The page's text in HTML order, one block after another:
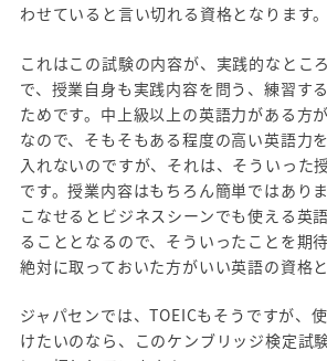
わせていると言い切れる資格となります。
これはこの試験の内容が、実践的なとこ
で、授業自身も実践内容を問う、練習す
ためです。中上級以上の英語力がある方
なので、そもそもある程度の高い英語力
入れないのですが、それは、そういった
です。授業内容はもちろん簡単ではあり
こなせるとビジネスシーンでも使える英
ることとなるので、そういったことを期
絶対に取っておいた方がいい英語の資格と
ジャパセンでは、TOEICもそうですが、
けたいのなら、このケンブリッジ検定試